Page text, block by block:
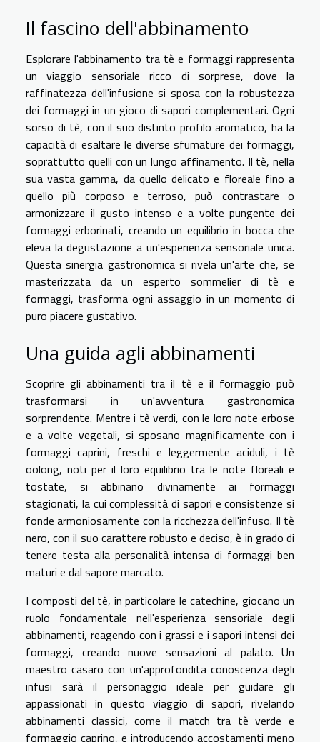
Il fascino dell'abbinamento
Esplorare l'abbinamento tra tè e formaggi rappresenta
un viaggio sensoriale ricco di sorprese, dove la
raffinatezza dell'infusione si sposa con la robustezza
dei formaggi in un gioco di sapori complementari. Ogni
sorso di tè, con il suo distinto profilo aromatico, ha la
capacità di esaltare le diverse sfumature dei formaggi,
soprattutto quelli con un lungo affinamento. Il tè, nella
sua vasta gamma, da quello delicato e floreale fino a
quello più corposo e terroso, può contrastare o
armonizzare il gusto intenso e a volte pungente dei
formaggi erborinati, creando un equilibrio in bocca che
eleva la degustazione a un'esperienza sensoriale unica.
Questa sinergia gastronomica si rivela un'arte che, se
masterizzata da un esperto sommelier di tè e
formaggi, trasforma ogni assaggio in un momento di
puro piacere gustativo.
Una guida agli abbinamenti
Scoprire gli abbinamenti tra il tè e il formaggio può
trasformarsi in un'avventura gastronomica
sorprendente. Mentre i tè verdi, con le loro note erbose
e a volte vegetali, si sposano magnificamente con i
formaggi caprini, freschi e leggermente aciduli, i tè
oolong, noti per il loro equilibrio tra le note floreali e
tostate, si abbinano divinamente ai formaggi
stagionati, la cui complessità di sapori e consistenze si
fonde armoniosamente con la ricchezza dell'infuso. Il tè
nero, con il suo carattere robusto e deciso, è in grado di
tenere testa alla personalità intensa di formaggi ben
maturi e dal sapore marcato.
I composti del tè, in particolare le catechine, giocano un
ruolo fondamentale nell'esperienza sensoriale degli
abbinamenti, reagendo con i grassi e i sapori intensi dei
formaggi, creando nuove sensazioni al palato. Un
maestro casaro con un'approfondita conoscenza degli
infusi sarà il personaggio ideale per guidare gli
appassionati in questo viaggio di sapori, rivelando
abbinamenti classici, come il match tra tè verde e
formaggio caprino, e introducendo accostamenti meno